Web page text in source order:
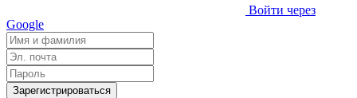
Войти через
Google
Зарегистрироваться